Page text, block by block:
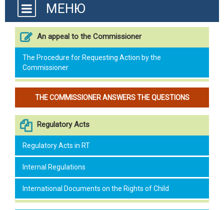
МЕНЮ
An appeal to the Commissioner
The Procedure for Requesting Action by the
Commissioner
THE COMMISSIONER ANSWERS THE QUESTIONS
Regulatory Acts
Regulatory Acts in RT
Internal Regulations
International Documents on the Rights of Child